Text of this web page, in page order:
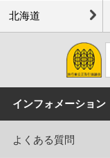
北海道
インフォメーション
よくある質問